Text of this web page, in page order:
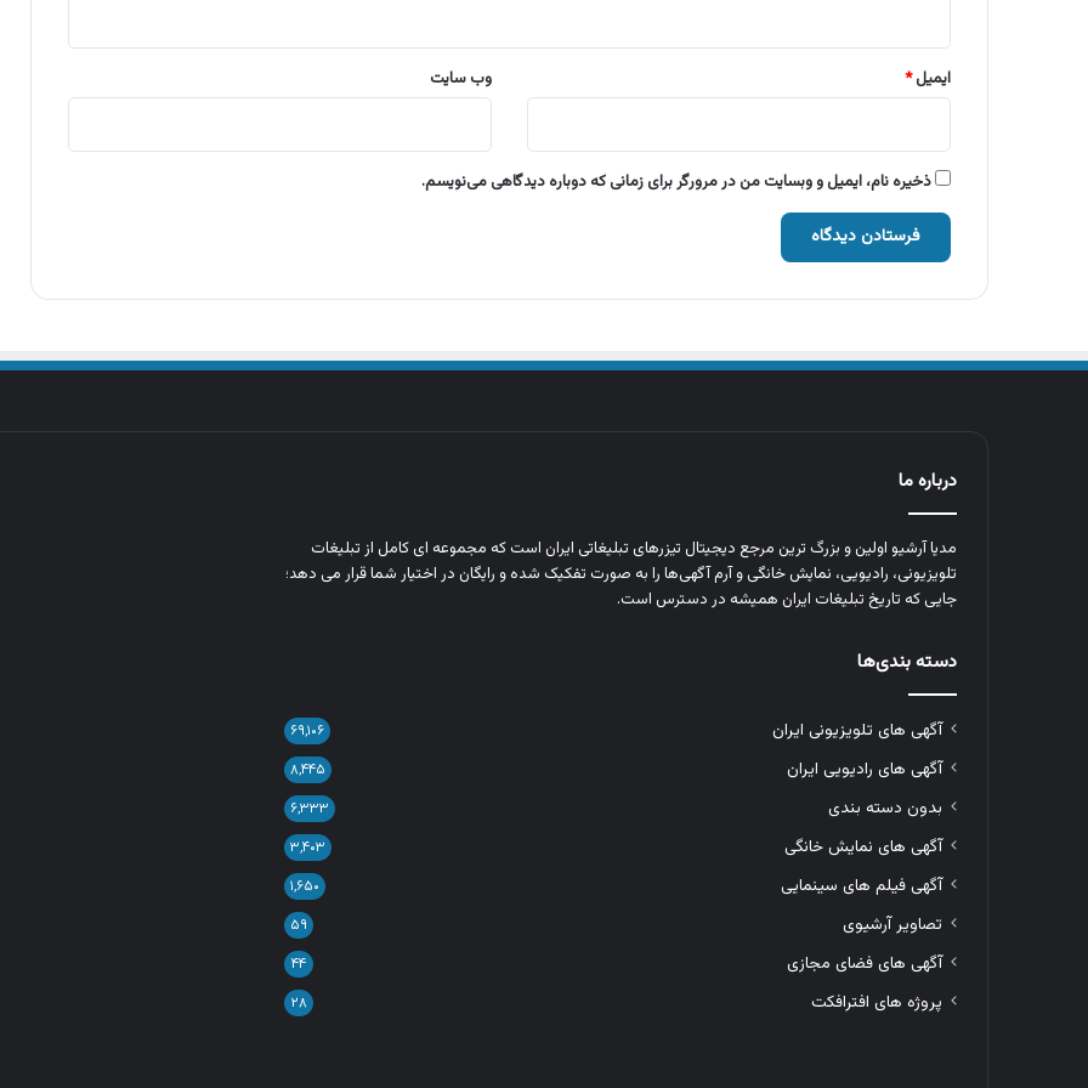
ایمیل* وب‌ سایت
ذخیره نام، ایمیل و وبسایت من در مرورگر برای زمانی که دوباره دیدگاهی می‌نویسم.
درباره ما
مدیا آرشیو اولین و بزرگ‌ ترین مرجع دیجیتال تیزرهای تبلیغاتی ایران است که مجموعه‌ ای کامل از تبلیغات
تلویزیونی، رادیویی، نمایش خانگی و آرم‌ آگهی‌ها را به‌ صورت تفکیک‌ شده و رایگان در اختیار شما قرار می‌ دهد؛
جایی که تاریخ تبلیغات ایران همیشه در دسترس است.
دسته بندی‌ها
آگهی های تلویزیونی ایران ۶۹,۱۰۶
آگهی های رادیویی ایران ۸,۴۴۵
بدون دسته بندی ۶,۳۳۳
آگهی های نمایش خانگی ۳,۴۰۳
آگهی فیلم های سینمایی ۱,۶۵۰
تصاویر آرشیوی ۵۹
آگهی های فضای مجازی ۴۴
پروژه های افترافکت ۲۸